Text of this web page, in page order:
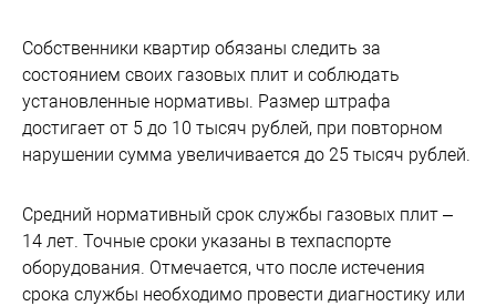
Собственники квартир обязаны следить за
состоянием своих газовых плит и соблюдать
установленные нормативы. Размер штрафа
достигает от 5 до 10 тысяч рублей, при повторном
нарушении сумма увеличивается до 25 тысяч рублей.
Средний нормативный срок службы газовых плит –
14 лет. Точные сроки указаны в техпаспорте
оборудования. Отмечается, что после истечения
срока службы необходимо провести диагностику или